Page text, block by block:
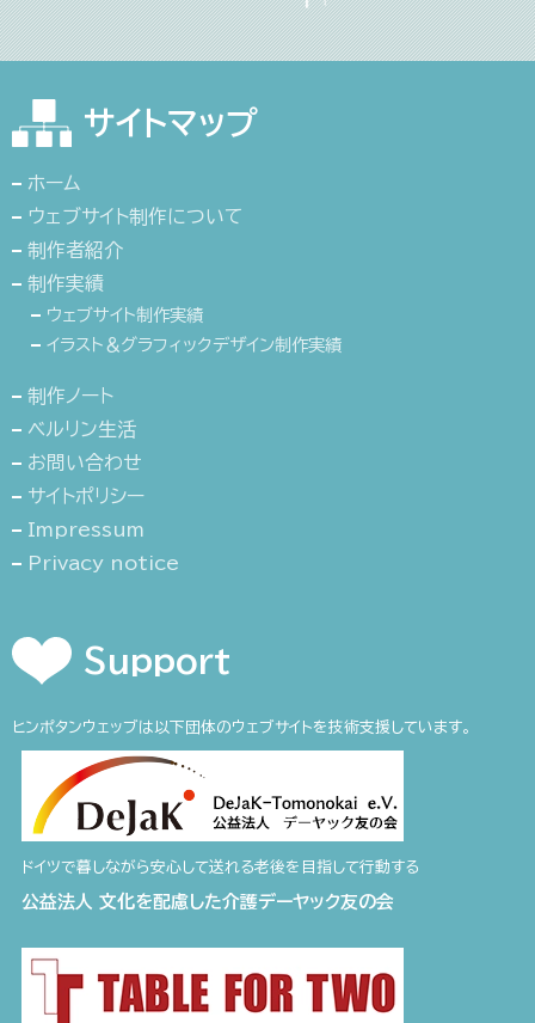
サイトマップ
ホーム
ウェブサイト制作について
制作者紹介
制作実績
ウェブサイト制作実績
イラスト＆グラフィックデザイン制作実績
制作ノート
ベルリン生活
お問い合わせ
サイトポリシー
Impressum
Privacy notice
Support
ヒンポタンウェッブは以下団体のウェブサイトを技術支援しています。
ドイツで暮しながら安心して送れる老後を目指して行動する
公益法人 文化を配慮した介護デーヤック友の会